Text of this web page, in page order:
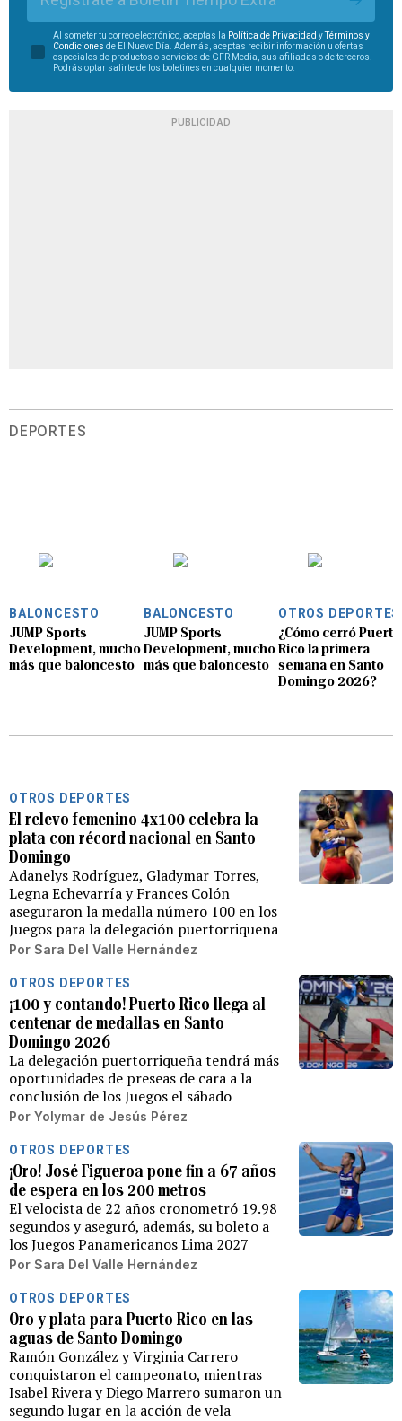
Al someter tu correo electrónico, aceptas la Política de Privacidad yTérminos y
Condiciones de El Nuevo Día. Además, aceptas recibir información u ofertas
especiales de productos o servicios de GFR Media, sus afiliadas o de terceros.
Podrás optar salirte de los boletines en cualquier momento.
PUBLICIDAD
DEPORTES
BALONCESTO
JUMP Sports
Development, mucho
más que baloncesto
BALONCESTO
JUMP Sports
Development, mucho
más que baloncesto
OTROS DEPORTES
¿Cómo cerró Puerto
Rico la primera
semana en Santo
Domingo 2026?
OTROS DEPORTES
El relevo femenino 4x100 celebra la
plata con récord nacional en Santo
Domingo
Adanelys Rodríguez, Gladymar Torres,
Legna Echevarría y Frances Colón
aseguraron la medalla número 100 en los
Juegos para la delegación puertorriqueña
Por Sara Del Valle Hernández
OTROS DEPORTES
¡100 y contando! Puerto Rico llega al
centenar de medallas en Santo
Domingo 2026
La delegación puertorriqueña tendrá más
oportunidades de preseas de cara a la
conclusión de los Juegos el sábado
Por Yolymar de Jesús Pérez
OTROS DEPORTES
¡Oro! José Figueroa pone fin a 67 años
de espera en los 200 metros
El velocista de 22 años cronometró 19.98
segundos y aseguró, además, su boleto a
los Juegos Panamericanos Lima 2027
Por Sara Del Valle Hernández
OTROS DEPORTES
Oro y plata para Puerto Rico en las
aguas de Santo Domingo
Ramón González y Virginia Carrero
conquistaron el campeonato, mientras
Isabel Rivera y Diego Marrero sumaron un
segundo lugar en la acción de vela